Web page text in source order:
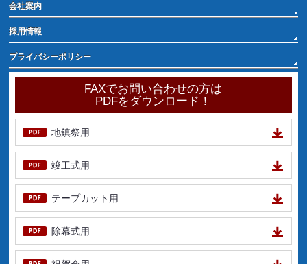
会社案内
採用情報
プライバシーポリシー
FAXでお問い合わせの方は
PDFをダウンロード！
地鎮祭用
竣工式用
テープカット用
除幕式用